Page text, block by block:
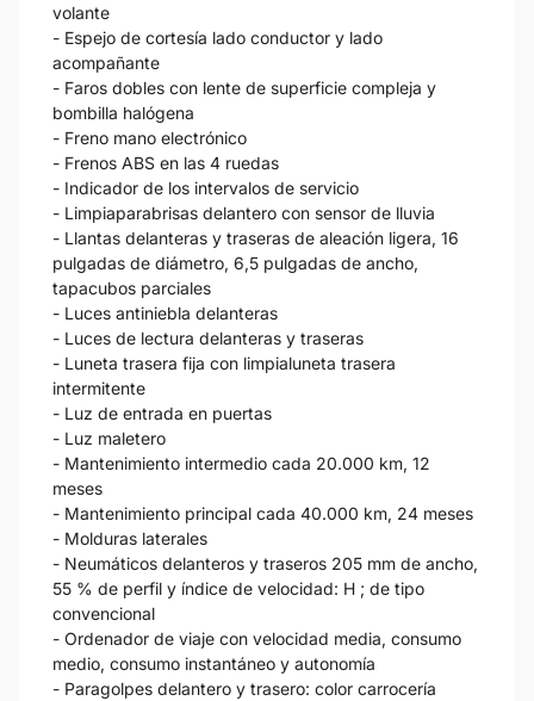
volante
- Espejo de cortesía lado conductor y lado
acompañante
- Faros dobles con lente de superficie compleja y
bombilla halógena
- Freno mano electrónico
- Frenos ABS en las 4 ruedas
- Indicador de los intervalos de servicio
- Limpiaparabrisas delantero con sensor de lluvia
- Llantas delanteras y traseras de aleación ligera, 16
pulgadas de diámetro, 6,5 pulgadas de ancho,
tapacubos parciales
- Luces antiniebla delanteras
- Luces de lectura delanteras y traseras
- Luneta trasera fija con limpialuneta trasera
intermitente
- Luz de entrada en puertas
- Luz maletero
- Mantenimiento intermedio cada 20.000 km, 12
meses
- Mantenimiento principal cada 40.000 km, 24 meses
- Molduras laterales
- Neumáticos delanteros y traseros 205 mm de ancho,
55 % de perfil y índice de velocidad: H ; de tipo
convencional
- Ordenador de viaje con velocidad media, consumo
medio, consumo instantáneo y autonomía
- Paragolpes delantero y trasero: color carrocería